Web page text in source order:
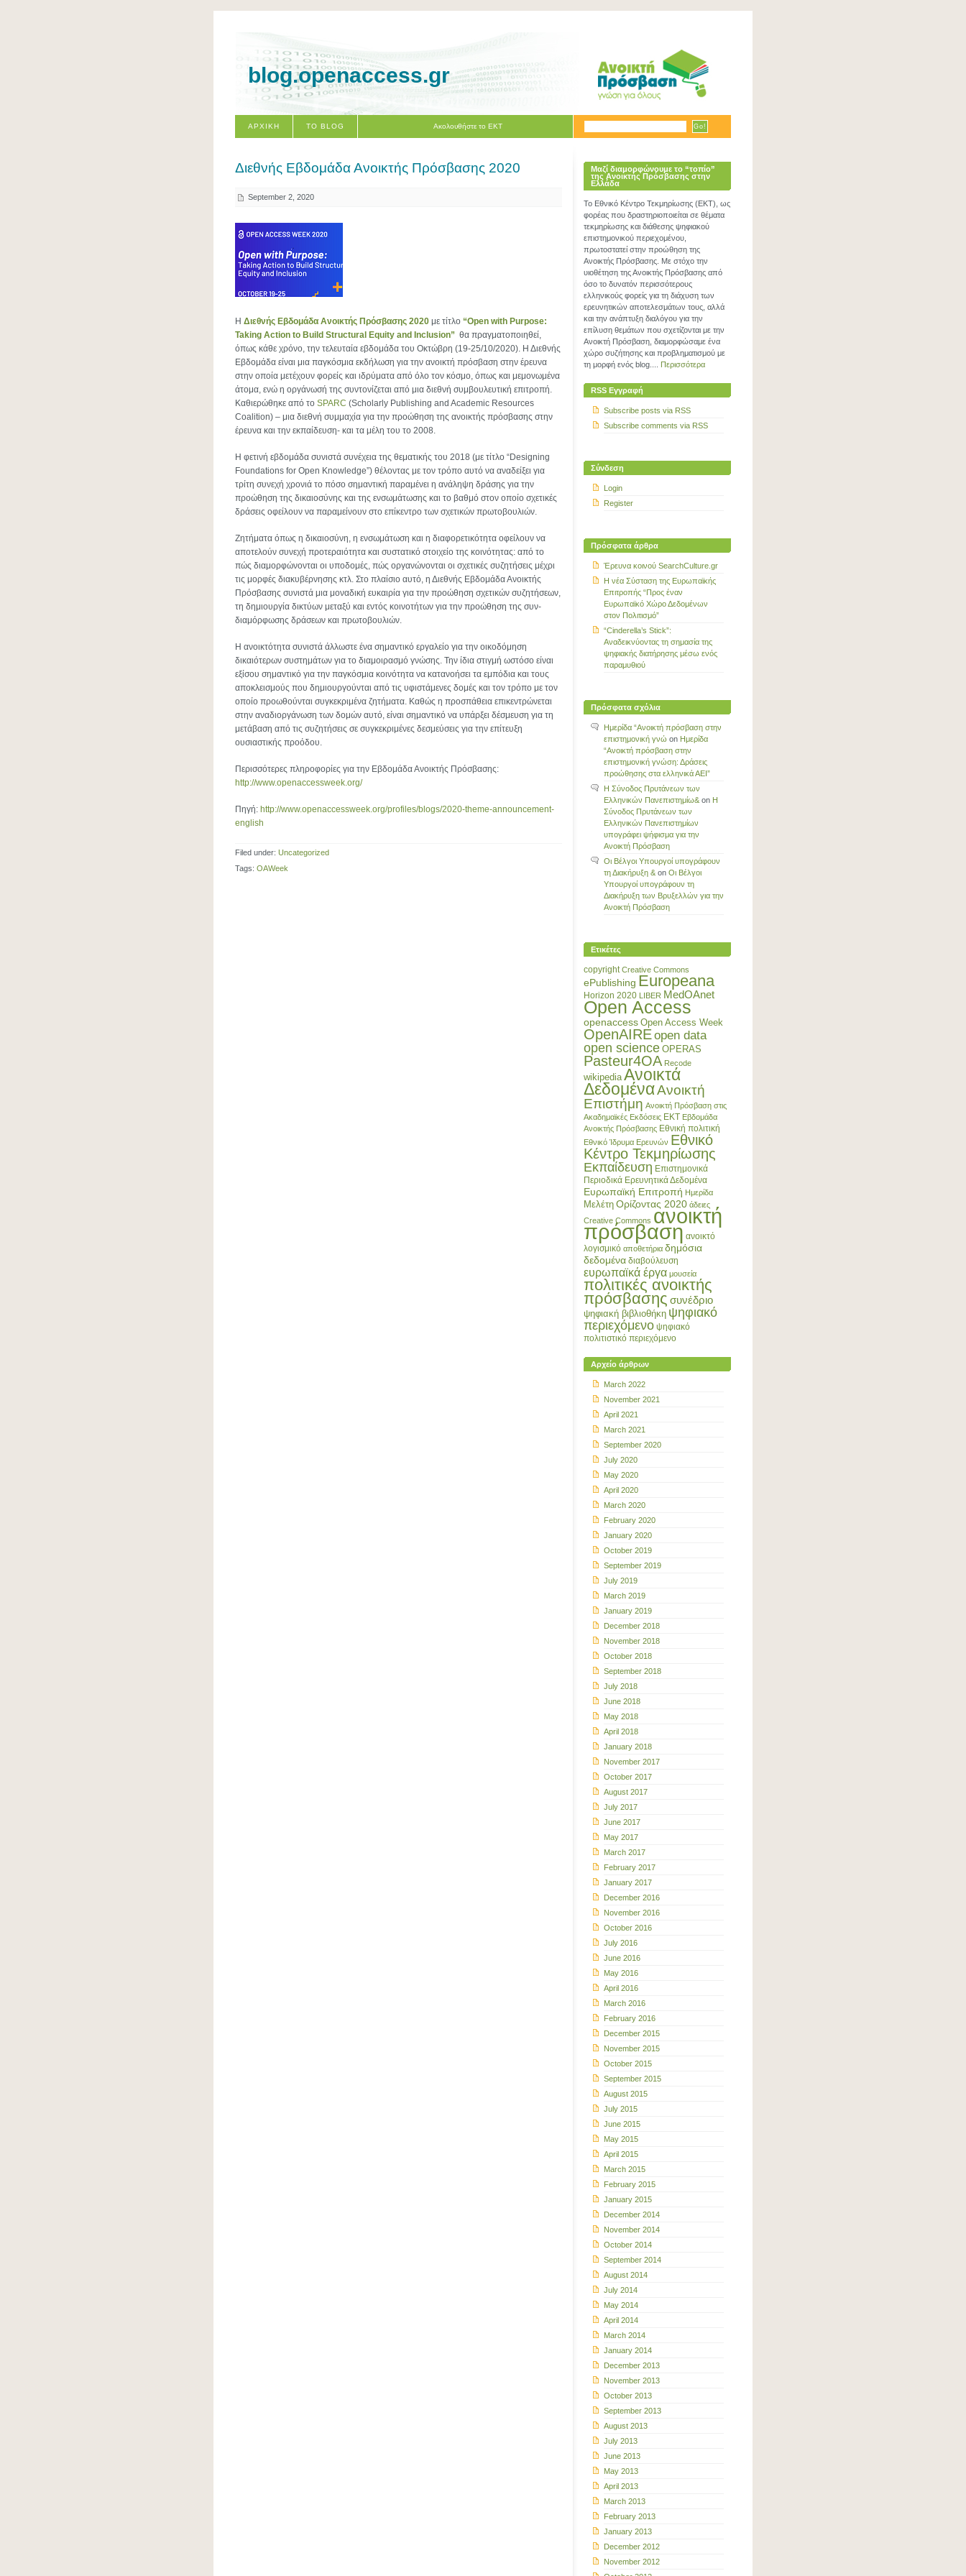
blog.openaccess.gr
ΑΡΧΙΚΗ ΤΟ BLOG Ακολουθήστε το ΕΚΤ
Διεθνής Εβδομάδα Ανοικτής Πρόσβασης 2020
September 2, 2020
Η Διεθνής Εβδομάδα Ανοικτής Πρόσβασης 2020 με τίτλο “Open with Purpose:
Taking Action to Build Structural Equity and Inclusion” θα πραγματοποιηθεί,
όπως κάθε χρόνο, την τελευταία εβδομάδα του Οκτώβρη (19-25/10/2020). Η Διεθνής
Εβδομάδα είναι μια παγκόσμια εκδήλωση για την ανοικτή πρόσβαση στην έρευνα
στην οποία μετέχουν φορείς και ιδρύματα από όλο τον κόσμο, όπως και μεμονωμένα
άτομα, ενώ η οργάνωσή της συντονίζεται από μια διεθνή συμβουλευτική επιτροπή.
Καθιερώθηκε από το SPARC (Scholarly Publishing and Academic Resources
Coalition) – μια διεθνή συμμαχία για την προώθηση της ανοικτής πρόσβασης στην
έρευνα και την εκπαίδευση- και τα μέλη του το 2008.
Η φετινή εβδομάδα συνιστά συνέχεια της θεματικής του 2018 (με τίτλο “Designing
Foundations for Open Knowledge”) θέλοντας με τον τρόπο αυτό να αναδείξει για
τρίτη συνεχή χρονιά το πόσο σημαντική παραμένει η ανάληψη δράσης για την
προώθηση της δικαιοσύνης και της ενσωμάτωσης και το βαθμό στον οποίο σχετικές
δράσεις οφείλουν να παραμείνουν στο επίκεντρο των σχετικών πρωτοβουλιών.
Ζητήματα όπως η δικαιοσύνη, η ενσωμάτωση και η διαφορετικότητα οφείλουν να
αποτελούν συνεχή προτεραιότητα και συστατικό στοιχείο της κοινότητας: από το
πώς διαμορφώνονται οι υποδομές, πώς οργανώνονται οι σχετικές συζητήσεις μέχρι
τις μορφές διακυβέρνησης κτλ. Στο πλαίσιο αυτό, η Διεθνής Εβδομάδα Ανοικτής
Πρόσβασης συνιστά μια μοναδική ευκαιρία για την προώθηση σχετικών συζητήσεων,
τη δημιουργία δικτύων μεταξύ και εντός κοινοτήτων για την προώθηση της συν-
διαμόρφωσης δράσεων και πρωτοβουλιών.
Η ανοικτότητα συνιστά άλλωστε ένα σημαντικό εργαλείο για την οικοδόμηση
δικαιότερων συστημάτων για το διαμοιρασμό γνώσης. Την ίδια στιγμή ωστόσο είναι
εξίσου σημαντικό για την παγκόσμια κοινότητα να κατανοήσει τα εμπόδια και τους
αποκλεισμούς που δημιουργούνται από τις υφιστάμενες δομές και τον τρόπο με τον
οποίο προωθούνται συγκεκριμένα ζητήματα. Καθώς η προσπάθεια επικεντρώνεται
στην αναδιοργάνωση των δομών αυτό, είναι σημαντικό να υπάρξει δέσμευση για τη
μετάβαση από τις συζητήσεις σε συγκεκριμένες δεσμεύσεις για την επίτευξη
ουσιαστικής προόδου.
Περισσότερες πληροφορίες για την Εβδομάδα Ανοικτής Πρόσβασης:
http://www.openaccessweek.org/
Πηγή: http://www.openaccessweek.org/profiles/blogs/2020-theme-announcement-
english
Filed under: Uncategorized
Tags: OAWeek
Μαζί διαμορφώνουμε το “τοπίο”
της Ανοικτής Πρόσβασης στην
Ελλάδα
Το Εθνικό Κέντρο Τεκμηρίωσης (ΕΚΤ), ως
φορέας που δραστηριοποιείται σε θέματα
τεκμηρίωσης και διάθεσης ψηφιακού
επιστημονικού περιεχομένου,
πρωτοστατεί στην προώθηση της
Ανοικτής Πρόσβασης. Με στόχο την
υιοθέτηση της Ανοικτής Πρόσβασης από
όσο το δυνατόν περισσότερους
ελληνικούς φορείς για τη διάχυση των
ερευνητικών αποτελεσμάτων τους, αλλά
και την ανάπτυξη διαλόγου για την
επίλυση θεμάτων που σχετίζονται με την
Ανοικτή Πρόσβαση, διαμορφώσαμε ένα
χώρο συζήτησης και προβληματισμού με
τη μορφή ενός blog....
Περισσότερα
RSS Εγγραφή
Subscribe posts via RSS
Subscribe comments via RSS
Σύνδεση
Login
Register
Πρόσφατα άρθρα
Έρευνα κοινού SearchCulture.gr
Η νέα Σύσταση της Ευρωπαϊκής
Επιτροπής “Προς έναν
Ευρωπαϊκό Χώρο Δεδομένων
στον Πολιτισμό”
“Cinderella’s Stick”:
Αναδεικνύοντας τη σημασία της
ψηφιακής διατήρησης μέσω ενός
παραμυθιού
Πρόσφατα σχόλια
Ημερίδα “Ανοικτή πρόσβαση στην
επιστημονική γνώ on Ημερίδα
“Ανοικτή πρόσβαση στην
επιστημονική γνώση: Δράσεις
προώθησης στα ελληνικά ΑΕΙ”
Η Σύνοδος Πρυτάνεων των
Ελληνικών Πανεπιστημίω& on Η
Σύνοδος Πρυτάνεων των
Ελληνικών Πανεπιστημίων
υπογράφει ψήφισμα για την
Ανοικτή Πρόσβαση
Οι Βέλγοι Υπουργοί υπογράφουν
τη Διακήρυξη & on Οι Βέλγοι
Υπουργοί υπογράφουν τη
Διακήρυξη των Βρυξελλών για την
Ανοικτή Πρόσβαση
Ετικέτες
copyright Creative Commons
ePublishing Europeana
Horizon 2020 LIBER MedOAnet
Open Access
openaccess Open Access Week
OpenAIREopen data
open science OPERAS
Pasteur4OA Recode
wikipedia Ανοικτά
ΔεδομέναΑνοικτή
Επιστήμη Ανοικτή Πρόσβαση στις
Ακαδημαϊκές Εκδόσεις ΕΚΤ Εβδομάδα
Ανοικτής Πρόσβασης Εθνική πολιτική
Εθνικό Ίδρυμα Ερευνών Εθνικό
Κέντρο Τεκμηρίωσης
Εκπαίδευση Επιστημονικά
Περιοδικά Ερευνητικά Δεδομένα
Ευρωπαϊκή Επιτροπή Ημερίδα
Μελέτη Ορίζοντας 2020 άδειες
Creative Commons ανοικτή
πρόσβαση ανοικτό
λογισμικό αποθετήρια δημόσια
δεδομένα διαβούλευση
ευρωπαϊκά έργα μουσεία
πολιτικές ανοικτής
πρόσβασης συνέδριο
ψηφιακή βιβλιοθήκη ψηφιακό
περιεχόμενο ψηφιακό
πολιτιστικό περιεχόμενο
Αρχείο άρθρων
March 2022
November 2021
April 2021
March 2021
September 2020
July 2020
May 2020
April 2020
March 2020
February 2020
January 2020
October 2019
September 2019
July 2019
March 2019
January 2019
December 2018
November 2018
October 2018
September 2018
July 2018
June 2018
May 2018
April 2018
January 2018
November 2017
October 2017
August 2017
July 2017
June 2017
May 2017
March 2017
February 2017
January 2017
December 2016
November 2016
October 2016
July 2016
June 2016
May 2016
April 2016
March 2016
February 2016
December 2015
November 2015
October 2015
September 2015
August 2015
July 2015
June 2015
May 2015
April 2015
March 2015
February 2015
January 2015
December 2014
November 2014
October 2014
September 2014
August 2014
July 2014
May 2014
April 2014
March 2014
January 2014
December 2013
November 2013
October 2013
September 2013
August 2013
July 2013
June 2013
May 2013
April 2013
March 2013
February 2013
January 2013
December 2012
November 2012